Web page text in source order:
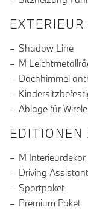
Shadow Line
M
Dachhimmel
Ablage für
EDITIONEN
M
Driving Assistant
Sportpaket
Premium Paket